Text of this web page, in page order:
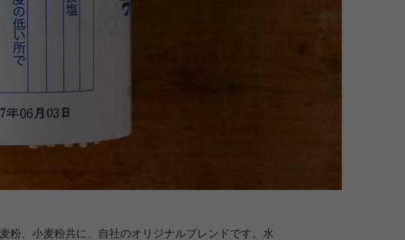
粉、小麦粉共に、自社のオリジナルブレンドです。水